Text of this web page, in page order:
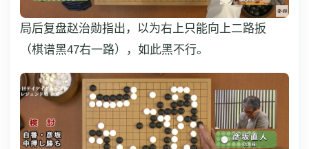
局后复盘赵治勋指出，以为右上只能向上二路扳
（棋谱黑47右一路），如此黑不行。